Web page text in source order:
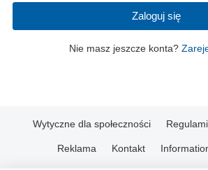
Zaloguj się
Nie masz jeszcze konta?
Wytyczne dla społeczności
Reklama Kontakt